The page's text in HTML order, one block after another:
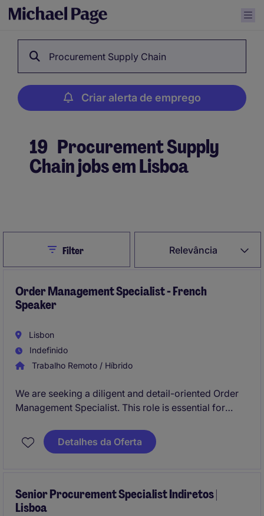
Procurement Supply Chain
Criar alerta de emprego
19 Procurement Supply
Chain jobs em Lisboa
Relevância
CloseFilter
Order Management Specialist - French
Speaker
Lisbon
Indefinido
Trabalho Remoto / Híbrido
We are seeking a diligent and detail-oriented Order
Management Specialist. This role is essential for
within the critical Purchase Requisition (PR) to
Purchase Order (PO) workflow, ensuring a seamless
Detalhes da Oferta
Senior Procurement Specialist Indiretos |
Lisboa